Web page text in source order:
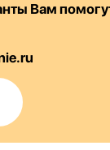
Вам